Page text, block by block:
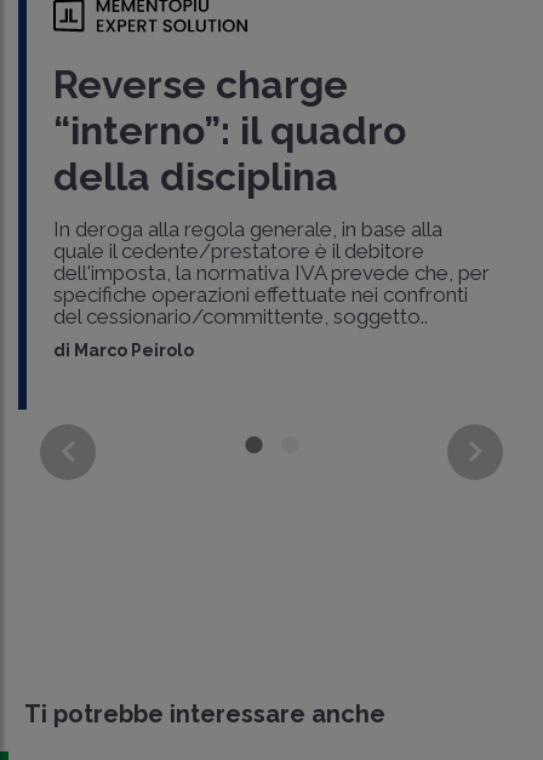
Reverse charge
“interno”: il quadro
della disciplina
In deroga alla regola generale, in base alla
quale il cedente/prestatore è il debitore
dell'imposta, la normativa IVA prevede che, per
specifiche operazioni effettuate nei confronti
del cessionario/committente, soggetto..
di Marco Peirolo
Ti potrebbe interessare anche